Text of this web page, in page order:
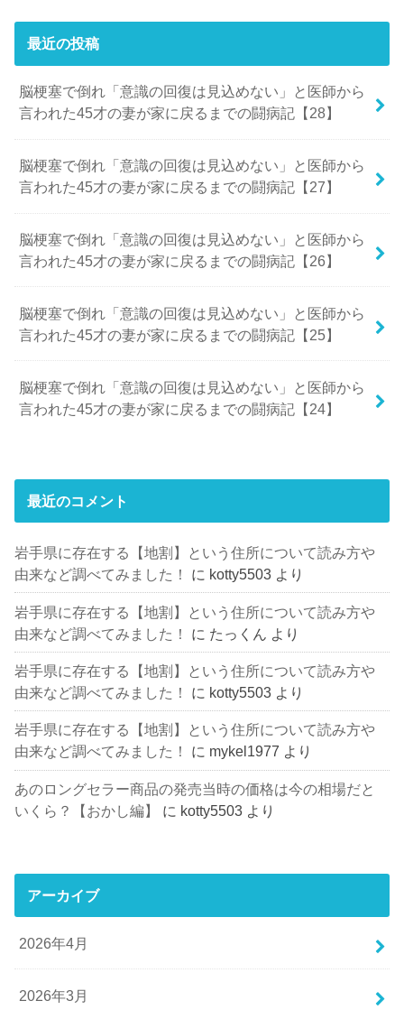
最近の投稿
脳梗塞で倒れ「意識の回復は見込めない」と医師から
言われた45才の妻が家に戻るまでの闘病記【28】
脳梗塞で倒れ「意識の回復は見込めない」と医師から
言われた45才の妻が家に戻るまでの闘病記【27】
脳梗塞で倒れ「意識の回復は見込めない」と医師から
言われた45才の妻が家に戻るまでの闘病記【26】
脳梗塞で倒れ「意識の回復は見込めない」と医師から
言われた45才の妻が家に戻るまでの闘病記【25】
脳梗塞で倒れ「意識の回復は見込めない」と医師から
言われた45才の妻が家に戻るまでの闘病記【24】
最近のコメント
岩手県に存在する【地割】という住所について読み方や
由来など調べてみました！
に kotty5503 より
岩手県に存在する【地割】という住所について読み方や
由来など調べてみました！
に たっくん より
岩手県に存在する【地割】という住所について読み方や
由来など調べてみました！
に kotty5503 より
岩手県に存在する【地割】という住所について読み方や
由来など調べてみました！
に mykel1977 より
あのロングセラー商品の発売当時の価格は今の相場だと
いくら？【おかし編】
に kotty5503 より
アーカイブ
2026年4月
2026年3月